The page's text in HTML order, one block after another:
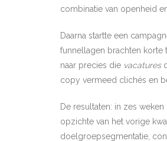
combinatie van openheid
Daarna startte een
funnellagen brachten korte
naar precies die vacatures
copy vermeed clichés en
De resultaten: in zes
opzichte van het vorige
doelgroepsegmentatie,